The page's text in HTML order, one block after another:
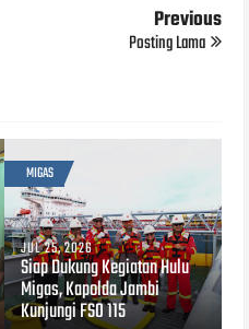
Previous
Posting Lama
MIGAS
JUL 25, 2026
Siap Dukung Kegiatan Hulu
Migas, Kapolda Jambi
Kunjungi FSO 115